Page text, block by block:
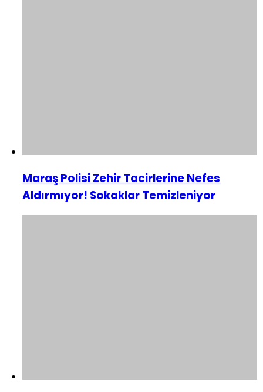
Maraş Polisi Zehir Tacirlerine Nefes
Aldırmıyor! Sokaklar Temizleniyor